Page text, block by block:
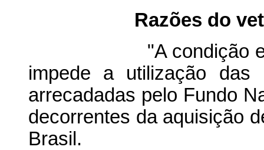
Razões do
"A condição
impede a utilização das
arrecadadas pelo Fundo
decorrentes da aquisição
Brasil.